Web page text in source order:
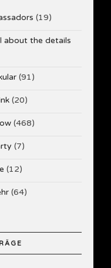
(19)
about the details
(91)
(20)
(468)
(7)
(12)
(64)